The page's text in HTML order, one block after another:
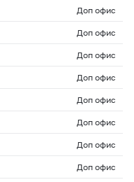
Доп офис
Доп офис
Доп офис
Доп офис
Доп офис
Доп офис
Доп офис
Доп офис